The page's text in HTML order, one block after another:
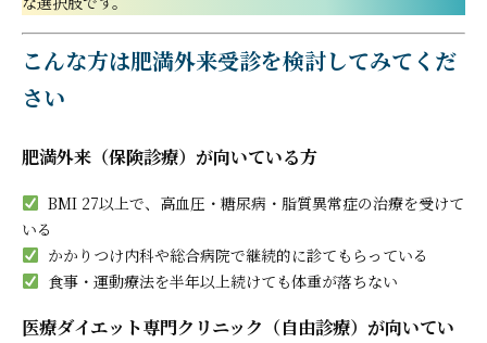
こんな方は肥満外来受診を検討してみてくだ
さい
肥満外来（保険診療）が向いている方
BMI 27以上で、高血圧・糖尿病・脂質異常症の治療を受けて
いる
かかりつけ内科や総合病院で継続的に診てもらっている
食事・運動療法を半年以上続けても体重が落ちない
医療ダイエット専門クリニック（自由診療）が向いてい